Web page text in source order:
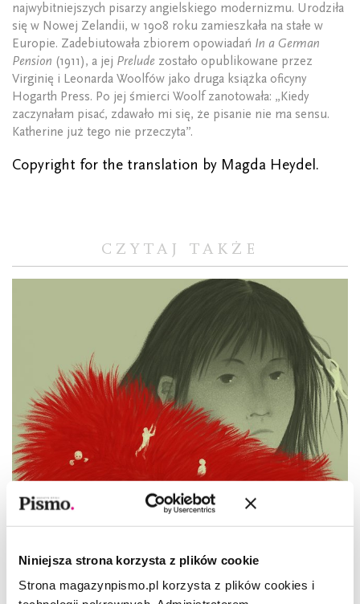
Niniejsza strona korzysta z plików cookie
Strona magazynpismo.pl korzysta z plików cookies i
najwybitniejszych pisarzy angielskiego modernizmu. Urodziła
się w Nowej Zelandii, w 1908 roku zamieszkała na stałe w
Europie. Zadebiutowała zbiorem opowiadań In a German
Pension (1911), a jej Prelude zostało opublikowane przez
Virginię i Leonarda Woolfów jako druga książka oficyny
Hogarth Press. Po jej śmierci Woolf zanotowała: „Kiedy
zaczynałam pisać, zdawało mi się, że pisanie nie ma sensu.
Katherine już tego nie przeczyta”.
Copyright for the translation by Magda Heydel.
CZYTAJ TAKŻE
OPOWIADANIE